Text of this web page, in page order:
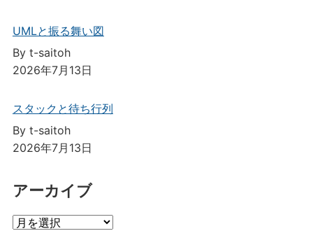
UMLと振る舞い図
By t-saitoh
2026年7月13日
スタックと待ち行列
By t-saitoh
2026年7月13日
アーカイブ
ア